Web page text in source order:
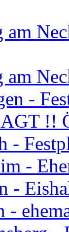
am
am
-
!!
-
-
-
-